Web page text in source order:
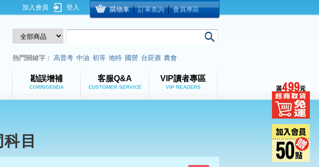
購物車 │訂單查詢 │會員專區
登入
加入會員
熱門關鍵字： 高普考 中油 初等 地特 國營 台菸酒 農會
勘誤增補
CORRIGENDA
客服Q&A
CUSTOMER SERVICE
VIP讀者專區
VIP READERS
目